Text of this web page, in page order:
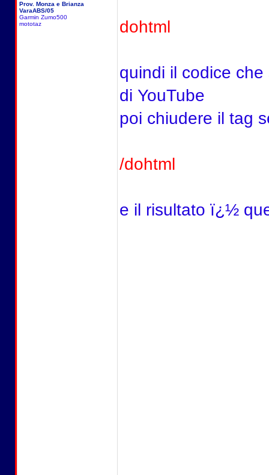
Prov. Monza e Brianza
VaraABS/05
Garmin Zumo500
mototaz
dohtml
quindi il codice
di YouTube
poi chiudere il tag
/dohtml
e il risultato ï¿½